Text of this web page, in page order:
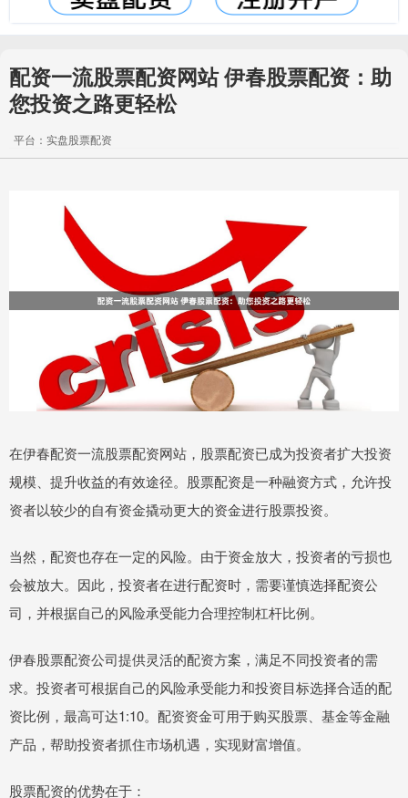
配资一流股票配资网站 伊春股票配资：助
您投资之路更轻松
平台：实盘股票配资
在伊春配资一流股票配资网站，股票配资已成为投资者扩大投资
规模、提升收益的有效途径。股票配资是一种融资方式，允许投
资者以较少的自有资金撬动更大的资金进行股票投资。
当然，配资也存在一定的风险。由于资金放大，投资者的亏损也
会被放大。因此，投资者在进行配资时，需要谨慎选择配资公
司，并根据自己的风险承受能力合理控制杠杆比例。
伊春股票配资公司提供灵活的配资方案，满足不同投资者的需
求。投资者可根据自己的风险承受能力和投资目标选择合适的配
资比例，最高可达1:10。配资资金可用于购买股票、基金等金融
产品，帮助投资者抓住市场机遇，实现财富增值。
股票配资的优势在于：